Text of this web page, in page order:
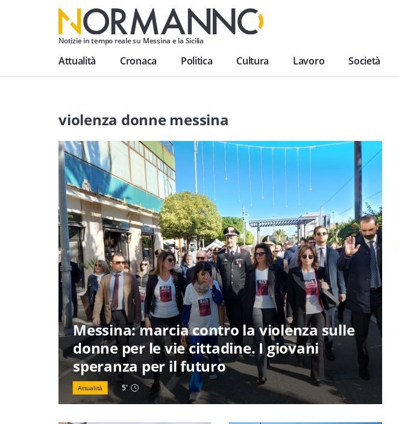
Notizie in tempo reale su Messina e la Sicilia
Attualità Cronaca Politica Cultura Lavoro Società
violenza donne messina
Messina: marcia contro la violenza sulle
donne per le vie cittadine. I giovani
speranza per il futuro
Attualità 5'